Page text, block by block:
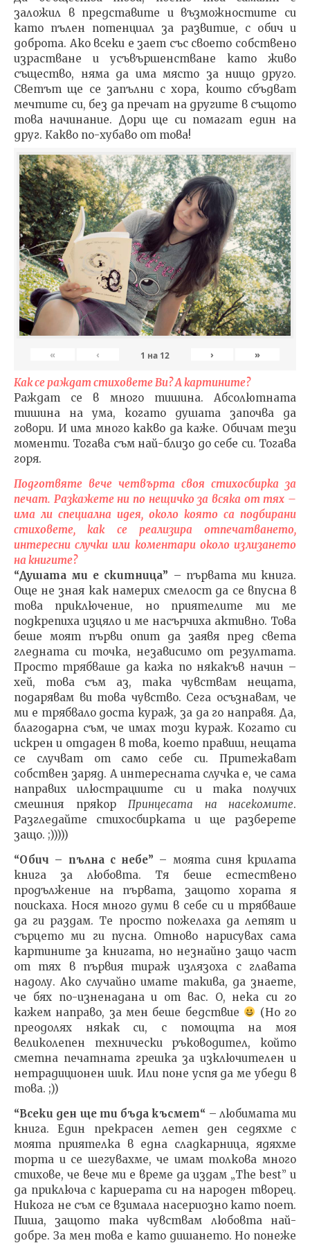
заложил в представите и възможностите си
като пълен потенциал за развитие, с обич и
доброта. Ако всеки е зает със своето собствено
израстване и усъвършенстване като живо
същество, няма да има място за нищо друго.
Светът ще се запълни с хора, които сбъдват
мечтите си, без да пречат на другите в същото
това начинание. Дори ще си помагат един на
друг. Какво по-хубаво от това!
« ‹ 1 на 12 › »
Как се раждат стиховете Ви? А картините?
Раждат се в много тишина. Абсолютната
тишина на ума, когато душата започва да
говори. И има много какво да каже. Обичам тези
моменти. Тогава съм най-близо до себе си. Тогава
горя.
Подготвяте вече четвърта своя стихосбирка за
печат. Разкажете ни по нещичко за всяка от тях –
има ли специална идея, около която са подбирани
стиховете, как се реализира отпечатването,
интересни случки или коментари около излизането
на книгите?
“Душата ми е скитница” – първата ми книга.
Още не зная как намерих смелост да се впусна в
това приключение, но приятелите ми ме
подкрепиха изцяло и ме насърчиха активно. Това
беше моят първи опит да заявя пред света
гледната си точка, независимо от резултата.
Просто трябваше да кажа по някакъв начин –
хей, това съм аз, така чувствам нещата,
подарявам ви това чувство. Сега осъзнавам, че
ми е трябвало доста кураж, за да го направя. Да,
благодарна съм, че имах този кураж. Когато си
искрен и отдаден в това, което правиш, нещата
се случват от само себе си. Притежават
собствен заряд. А интересната случка е, че сама
направих илюстрациите си и така получих
смешния прякор Принцесата на насекомите.
Разгледайте стихосбирката и ще разберете
защо. ;)))))
“Обич – пълна с небе” – моята синя крилата
книга за любовта. Тя беше естествено
продължение на първата, защото хората я
поискаха. Нося много думи в себе си и трябваше
да ги раздам. Те просто пожелаха да летят и
сърцето ми ги пусна. Отново нарисувах сама
картините за книгата, но незнайно защо част
от тях в първия тираж излязоха с главата
надолу. Ако случайно имате такива, да знаете,
че бях по-изненадана и от вас. О, нека си го
кажем направо, за мен беше бедствие
(Но го
преодолях някак си, с помощта на моя
великолепен технически ръководител, който
сметна печатната грешка за изключителен и
нетрадиционен шик. Или поне успя да ме убеди в
това. ;))
“Всеки ден ще ти бъда късмет“ – любимата ми
книга. Един прекрасен летен ден седяхме с
моята приятелка в една сладкарница, ядяхме
торта и се шегувахме, че имам толкова много
стихове, че вече ми е време да издам „The best” и
да приключа с кариерата си на народен творец.
Никога не съм се взимала насериозно като поет.
Пиша, защото така чувствам любовта най-
добре. За мен това е като дишането. Но понеже